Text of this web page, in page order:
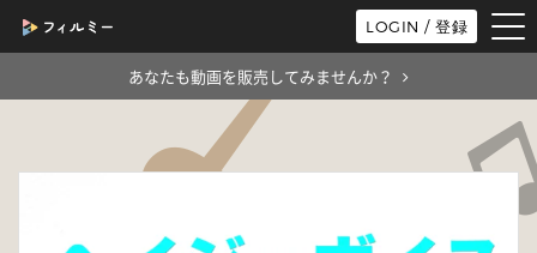
LOGIN / 登録
あなたも動画を販売してみませんか？